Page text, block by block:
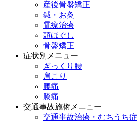
産後骨盤矯正
鍼・お灸
電療治療
頭ほぐし
骨盤矯正
症状別メニュー
ぎっくり腰
肩こり
腰痛
膝痛
交通事故施術メニュー
交通事故治療・むちうち症